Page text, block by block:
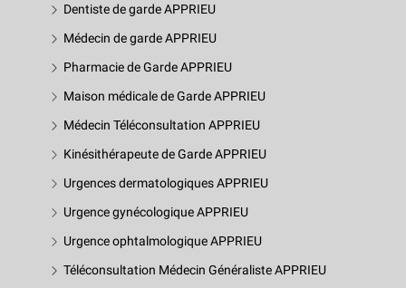
Dentiste de garde APPRIEU
Médecin de garde APPRIEU
Pharmacie de Garde APPRIEU
Maison médicale de Garde APPRIEU
Médecin Téléconsultation APPRIEU
Kinésithérapeute de Garde APPRIEU
Urgences dermatologiques APPRIEU
Urgence gynécologique APPRIEU
Urgence ophtalmologique APPRIEU
Téléconsultation Médecin Généraliste APPRIEU